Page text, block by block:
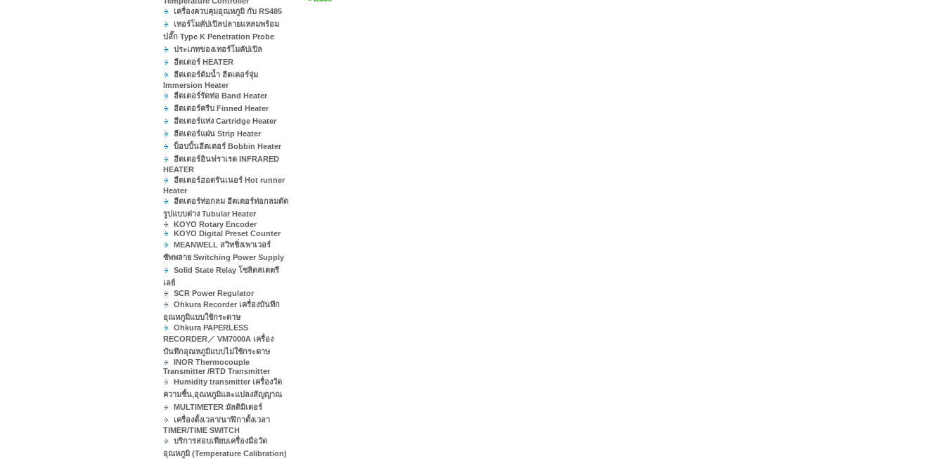
เครื่องควบคุมอุณหภูมิ กับ RS485
เทอร์โมคัปเปิลปลายแหลมพร้อม
ปลั๊ก Type K Penetration Probe
ประเภทของเทอร์โมคัปเปิล
ฮีตเตอร์ HEATER
ฮีตเตอร์ต้มน้ำ ฮีตเตอร์จุ่ม
Immersion Heater
ฮีตเตอร์รัดท่อ Band Heater
ฮีตเตอร์ครีบ Finned Heater
ฮีตเตอร์แท่ง Cartridge Heater
ฮีตเตอร์แผ่น Strip Heater
บ็อบบิ้นฮีตเตอร์ Bobbin Heater
ฮีตเตอร์อินฟราเรด INFRARED
HEATER
ฮีตเตอร์ฮอตรันเนอร์ Hot runner
Heater
ฮีตเตอร์ท่อกลม ฮีตเตอร์ท่อกลมดัด
รูปแบบต่าง Tubular Heater
KOYO Rotary Encoder
KOYO Digital Preset Counter
MEANWELL สวิทชิ่งเพาเวอร์
ซัพพลาย Switching Power Supply
Solid State Relay โซลิดสเตตรี
เลย์
SCR Power Regulator
Ohkura Recorder เครื่องบันทึก
อุณหภูมิแบบใช้กระดาษ
Ohkura PAPERLESS
RECORDER／ VM7000A เครื่อง
บันทึกอุณหภูมิแบบไม่ใช้กระดาษ
INOR Thermocouple
Transmitter /RTD Transmitter
Humidity transmitter เครื่องวัด
ความชื้น,อุณหภูมิและแปลงสัญญาณ
MULTIMETER มัลติมิเตอร์
เครื่องตั้งเวลา/นาฬิกาตั้งเวลา
TIMER/TIME SWITCH
บริการสอบเทียบเครื่องมือวัด
อุณหภูมิ (Temperature Calibration)